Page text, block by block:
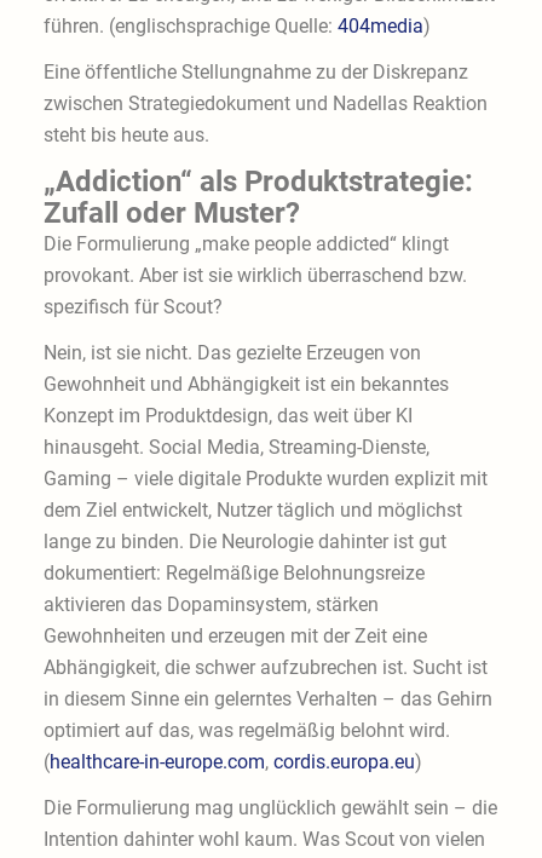
führen. (englischsprachige Quelle: 404media)
Eine öffentliche Stellungnahme zu der Diskrepanz
zwischen Strategiedokument und Nadellas Reaktion
steht bis heute aus.
„Addiction“ als Produktstrategie:
Zufall oder Muster?
Die Formulierung „make people addicted“ klingt
provokant. Aber ist sie wirklich überraschend bzw.
spezifisch für Scout?
Nein, ist sie nicht. Das gezielte Erzeugen von
Gewohnheit und Abhängigkeit ist ein bekanntes
Konzept im Produktdesign, das weit über KI
hinausgeht. Social Media, Streaming-Dienste,
Gaming – viele digitale Produkte wurden explizit mit
dem Ziel entwickelt, Nutzer täglich und möglichst
lange zu binden. Die Neurologie dahinter ist gut
dokumentiert: Regelmäßige Belohnungsreize
aktivieren das Dopaminsystem, stärken
Gewohnheiten und erzeugen mit der Zeit eine
Abhängigkeit, die schwer aufzubrechen ist. Sucht ist
in diesem Sinne ein gelerntes Verhalten – das Gehirn
optimiert auf das, was regelmäßig belohnt wird.
(healthcare-in-europe.com, cordis.europa.eu)
Die Formulierung mag unglücklich gewählt sein – die
Intention dahinter wohl kaum. Was Scout von vielen